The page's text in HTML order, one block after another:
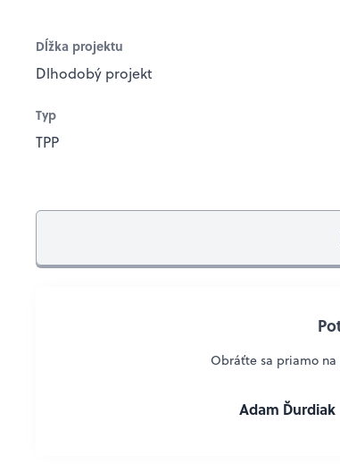
Dĺžka projektu
Dlhodobý projekt
Typ
TPP
Obráťte sa priamo
Adam Ďurdiak